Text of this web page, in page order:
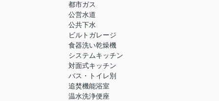
都市ガス
公営水道
公共下水
ビルトガレージ
食器洗い乾燥機
システムキッチン
対面式キッチン
バス・トイレ別
追焚機能浴室
温水洗浄便座